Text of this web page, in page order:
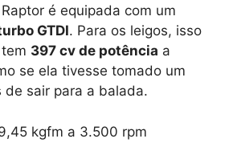
é equipada com um
GTDI. Para os leigos, isso
397 cv de potência a
se ela tivesse tomado um
de sair para a balada.
kgfm a 3.500 rpm